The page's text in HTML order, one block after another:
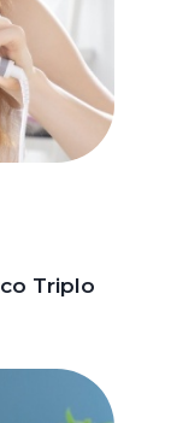
Triplo